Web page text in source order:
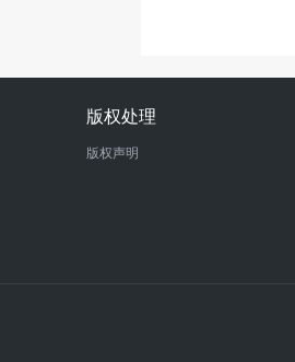
版权处理
版权声明